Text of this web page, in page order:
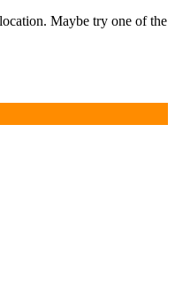
Maybe try one of the